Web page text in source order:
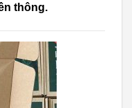
thông.